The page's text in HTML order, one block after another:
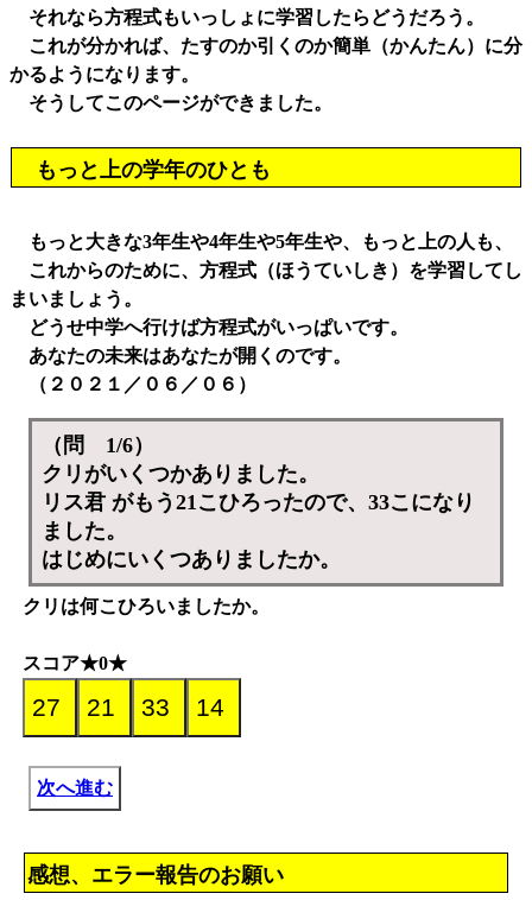
それなら方程式もいっしょに学習したらどうだろう。
これが分かれば、たすのか引くのか簡単（かんたん）に分
かるようになります。
そうしてこのページができました。
もっと上の学年のひとも
もっと大きな3年生や4年生や5年生や、もっと上の人も、
これからのために、方程式（ほうていしき）を学習してし
まいましょう。
どうせ中学へ行けば方程式がいっぱいです。
あなたの未来はあなたが開くのです。
（２０２１／０６／０６）
（問 1/6）
クリがいくつかありました。
リス君 がもう21こひろったので、33こになり
ました。
はじめにいくつありましたか。
クリは何こひろいましたか。
スコア★0★
次へ進む
感想、エラー報告のお願い